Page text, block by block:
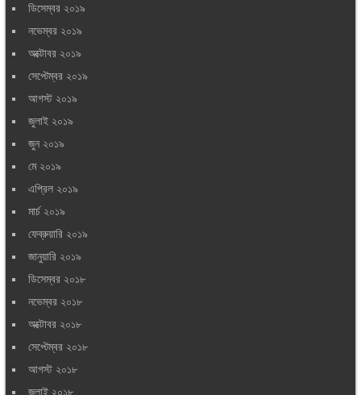
ডিসেম্বর ২০১৯
নভেম্বর ২০১৯
অক্টোবর ২০১৯
সেপ্টেম্বর ২০১৯
আগস্ট ২০১৯
জুলাই ২০১৯
জুন ২০১৯
মে ২০১৯
এপ্রিল ২০১৯
মার্চ ২০১৯
ফেব্রুয়ারি ২০১৯
জানুয়ারি ২০১৯
ডিসেম্বর ২০১৮
নভেম্বর ২০১৮
অক্টোবর ২০১৮
সেপ্টেম্বর ২০১৮
আগস্ট ২০১৮
জুলাই ২০১৮